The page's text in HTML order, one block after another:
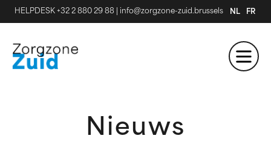
HELPDESK +32 2 880 29 88 info@zorgzone-zuid.brussels NL FR
Nieuws